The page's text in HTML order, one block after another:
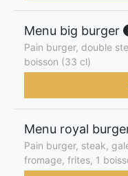
Menu big burger
Pain burger, double
boisson (33 cl)
Menu royal
Pain burger, steak,
fromage, frites, 1